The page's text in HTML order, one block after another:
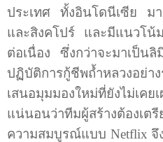
ประเทศ ทั้งอินโดนีเซีย
และสิงคโปร์ และมีแนวโน้
ต่อเนื่อง
ซึ่งกว่าจะมาเป็นลิ
ปฏิบัติการกู้ชีพถ้ำหลวงอย่
เสนอมุมมองใหม่ที่ยังไม่เคย
แน่นอนว่าทีมผู้สร้างต้องเ
ความสมบูรณ์แบบ Netflix จึ